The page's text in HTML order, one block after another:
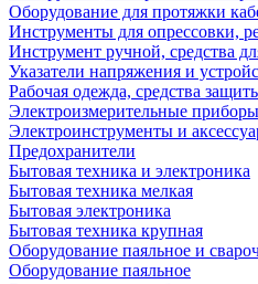
Оборудование для протяжки
Инструменты для опрессовки,
Инструмент ручной, средства
Указатели напряжения и
Рабочая одежда, средства
Электроизмерительные приборы
Электроинструменты и
Предохранители
Бытовая техника и электроника
Бытовая техника мелкая
Бытовая электроника
Бытовая техника крупная
Оборудование паяльное и
Оборудование паяльное